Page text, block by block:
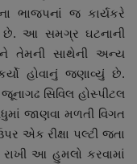
ભાજપનાં જ કાર્યકરે
છે. આ સમગ્ર ઘટનાની
તેમની સાથેની અન્ય
હોવાનું જણાવ્યું છે.
સિવિલ હોસ્પીટલ
જાણવા મળતી વિગત
એક રીક્ષા પલ્ટી જતા
આ હુમલો કરવામાં